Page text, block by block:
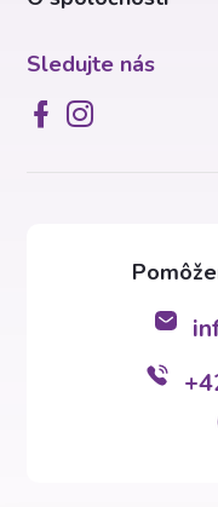
s
Sledujte nás